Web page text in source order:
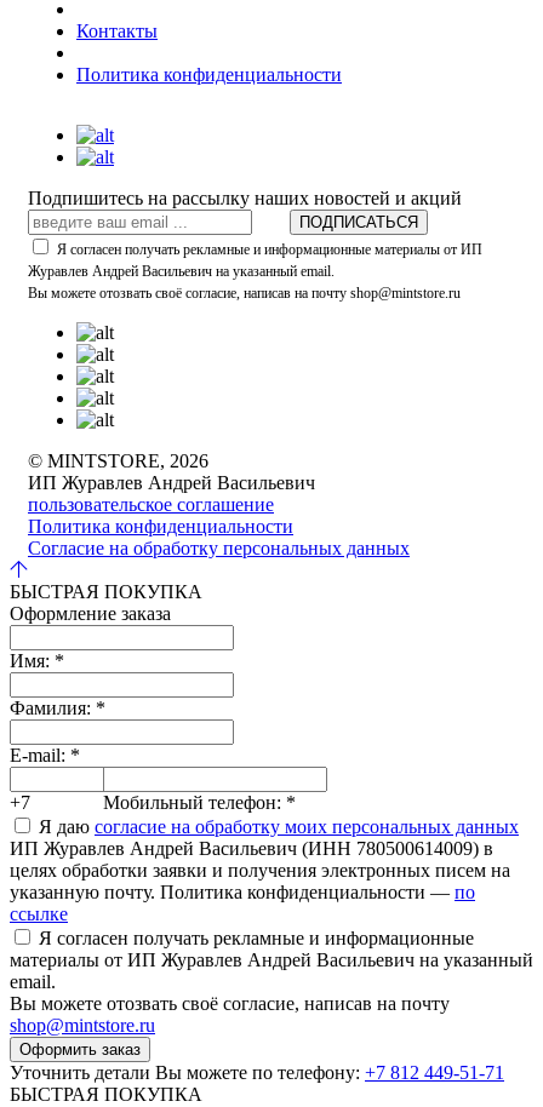
Контакты
Политика конфиденциальности
Подпишитесь на рассылку наших новостей и акций
ПОДПИСАТЬСЯ
Я согласен получать рекламные и информационные материалы от ИП
Журавлев Андрей Васильевич на указанный email.
Вы можете отозвать своё согласие, написав на почту shop@mintstore.ru
© MINTSTORE, 2026
ИП Журавлев Андрей Васильевич
пользовательское соглашение
Политика конфиденциальности
Согласие на обработку персональных данных
БЫСТРАЯ ПОКУПКА
Оформление заказа
Имя: *
Фамилия: *
E-mail: *
+7 Мобильный телефон: *
Я даю согласие на обработку моих персональных данных
ИП Журавлев Андрей Васильевич (ИНН 780500614009) в
целях обработки заявки и получения электронных писем на
указанную почту. Политика конфиденциальности — по
ссылке
Я согласен получать рекламные и информационные
материалы от ИП Журавлев Андрей Васильевич на указанный
email.
Вы можете отозвать своё согласие, написав на почту
shop@mintstore.ru
Оформить заказ
Уточнить детали Вы можете по телефону: +7 812 449-51-71
БЫСТРАЯ ПОКУПКА